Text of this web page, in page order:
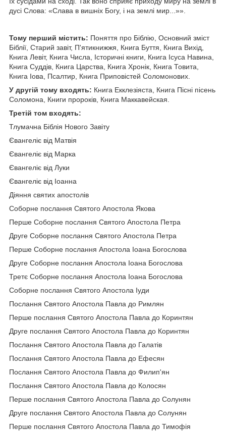
дусі Слова: «Слава в вишніх Богу, і на землі мир...»».
Тому перший містить: Поняття про Біблію, Основний зміст
Біблії, Старий завіт, П'ятикнижжя, Книга Буття, Книга Вихід,
Книга Левіт, Книга Числа, Історичні книги, Книга Ісуса Навина,
Книга Суддів, Книга Царства, Книга Хронік, Книга Товита,
Книга Іова, Псалтир, Книга Приповістей Соломонових.
У другій тому входять: Книга Екклезіяста, Книга Пісні пісень
Соломона, Книги пророків, Книга Маккавейская.
Третій том входять:
Тлумачна Біблія Нового Завіту
Євангеліє від Матвія
Євангеліє від Марка
Євангеліє від Луки
Євангеліє від Іоанна
Діяння святих апостолів
Соборне послання Святого Апостола Якова
Перше Соборне послання Святого Апостола Петра
Друге Соборне послання Святого Апостола Петра
Перше Соборне послання Апостола Іоана Богослова
Друге Соборне послання Апостола Іоана Богослова
Третє Соборне послання Апостола Іоана Богослова
Соборне послання Святого Апостола Іуди
Послання Святого Апостола Павла до Римлян
Перше послання Святого Апостола Павла до Коринтян
Друге послання Святого Апостола Павла до Коринтян
Послання Святого Апостола Павла до Галатів
Послання Святого Апостола Павла до Ефесян
Послання Святого Апостола Павла до Филип'ян
Послання Святого Апостола Павла до Колосян
Перше послання Святого Апостола Павла до Солунян
Друге послання Святого Апостола Павла до Солунян
Перше послання Святого Апостола Павла до Тимофія